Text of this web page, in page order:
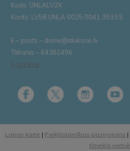
Kods: UNLALV2X
Konts: LV58 UNLA 0025 0041 3033 5
E – pasts – dome@aluksne.lv
Tālrunis – 64381496
E-adrese
Lapas karte | Piekļūstamības paziņojums |
tīmekļa vietnē